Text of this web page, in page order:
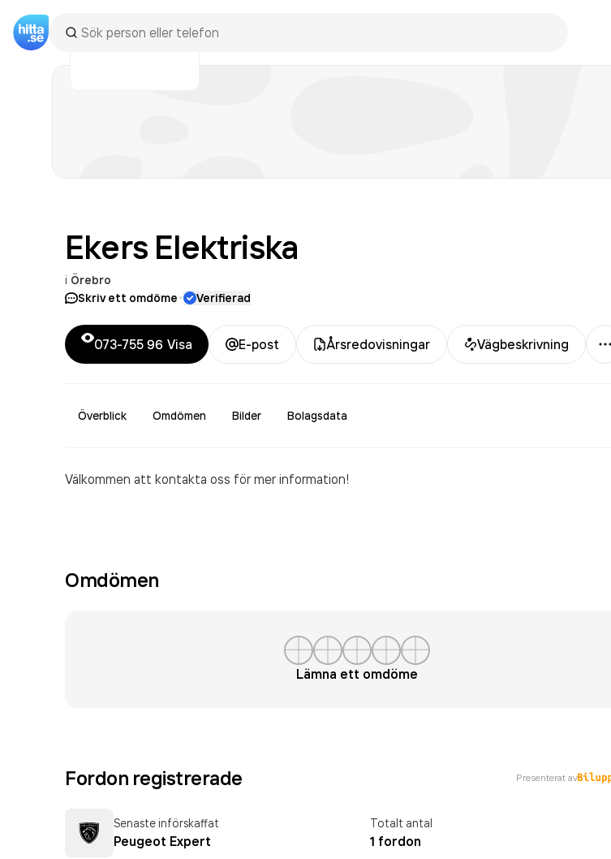
Ekers Elektriska
i Örebro
Skriv ett omdöme· Verifierad
073-755 96 Visa E-post Årsredovisningar Vägbeskrivning
Överblick Omdömen Bilder Bolagsdata
Välkommen att kontakta oss för mer information!
Omdömen
Lämna ett omdöme
Fordon registrerade Presenterat av
Senaste införskaffat
Peugeot Expert
Totalt antal
1 fordon